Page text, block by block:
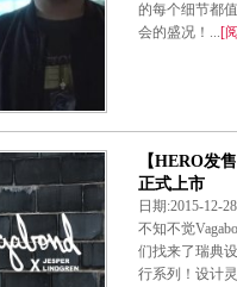
的每个细节都
会的盛况！...[
【HERO发
正式上市
日期:2015-
不知不觉
们找来了瑞典
行系列！设计